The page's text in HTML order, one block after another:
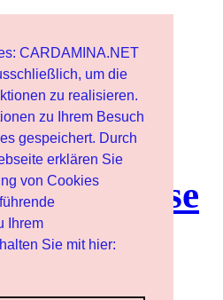
CARDAMINA.NET
um die
zu realisieren.
zu Ihrem Besuch
gespeichert. Durch
erklären Sie
von Cookies
Ihrem
Sie mit hier: